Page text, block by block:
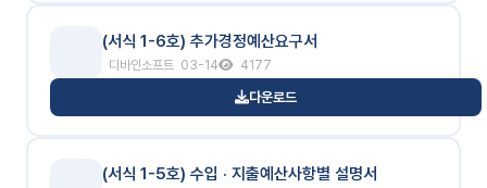
(서식 1-6호) 추가경정예산요구서
디바인소프트 03-14 4177
다운로드
(서식 1-5호) 수입 · 지출예산사항별 설명서